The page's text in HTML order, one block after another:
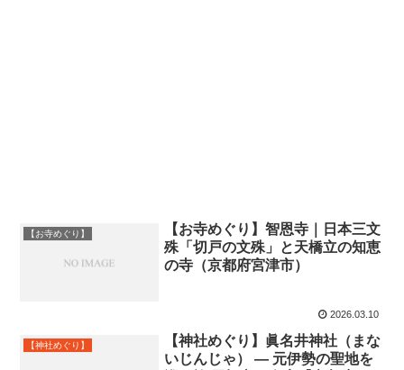
【お寺めぐり】
【お寺めぐり】智恩寺｜日本三文
殊「切戸の文殊」と天橋立の知恵
の寺（京都府宮津市）
2026.03.10
【神社めぐり】
【神社めぐり】眞名井神社（まな
いじんじゃ） — 元伊勢の聖地を